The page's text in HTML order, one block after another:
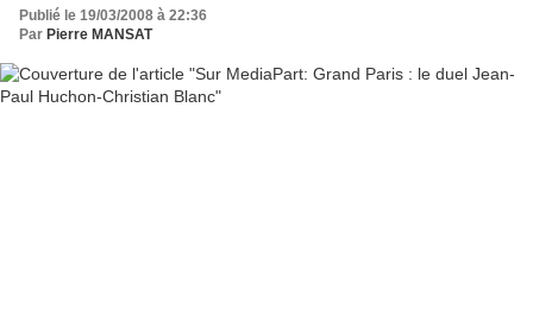
Publié le 19/03/2008 à 22:36
Par Pierre MANSAT